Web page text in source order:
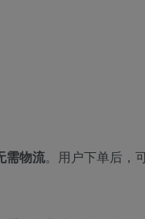
需物流。用户下单后，